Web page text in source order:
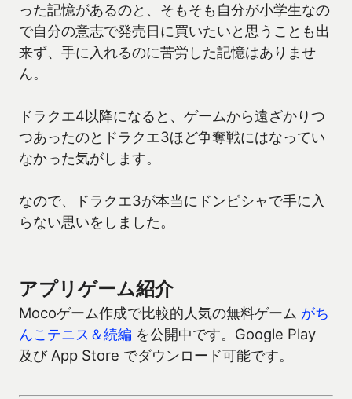
った記憶があるのと、そもそも自分が小学生なの
で自分の意志で発売日に買いたいと思うことも出
来ず、手に入れるのに苦労した記憶はありませ
ん。
ドラクエ4以降になると、ゲームから遠ざかりつ
つあったのとドラクエ3ほど争奪戦にはなってい
なかった気がします。
なので、ドラクエ3が本当にドンピシャで手に入
らない思いをしました。
アプリゲーム紹介
Mocoゲーム作成で比較的人気の無料ゲーム がち
んこテニス＆続編 を公開中です。Google Play
及び App Store でダウンロード可能です。